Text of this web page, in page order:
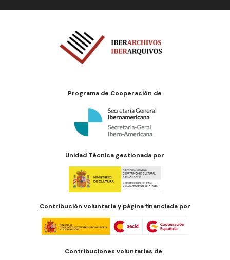
Programa de Cooperación de
Unidad Técnica gestionada por
Contribución voluntaria y página financiada por
Contribuciones voluntarias de